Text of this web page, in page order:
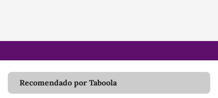
Recomendado por Taboola